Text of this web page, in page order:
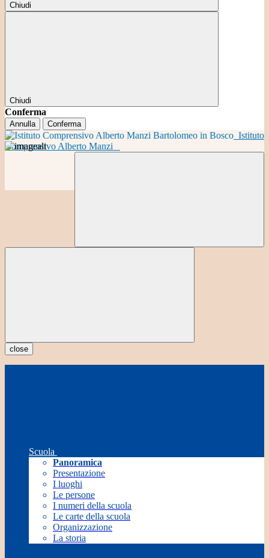
Chiudi
Chiudi
Conferma
Annulla Conferma
Istituto
Comprensivo Alberto Manzi
close
Scuola
Panoramica
Presentazione
I luoghi
Le persone
I numeri della scuola
Le carte della scuola
Organizzazione
La storia